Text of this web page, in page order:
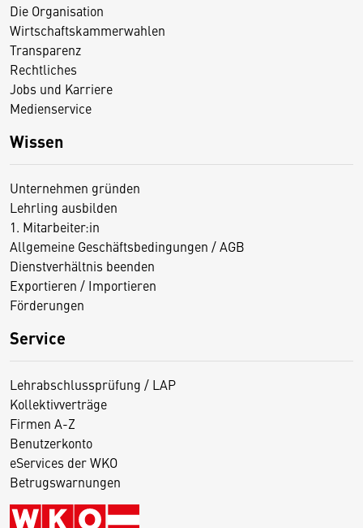
Die Organisation
Wirtschaftskammerwahlen
Transparenz
Rechtliches
Jobs und Karriere
Medienservice
Wissen
Unternehmen gründen
Lehrling ausbilden
1. Mitarbeiter:in
Allgemeine Geschäftsbedingungen / AGB
Dienstverhältnis beenden
Exportieren / Importieren
Förderungen
Service
Lehrabschlussprüfung / LAP
Kollektivverträge
Firmen A-Z
Benutzerkonto
eServices der WKO
Betrugswarnungen